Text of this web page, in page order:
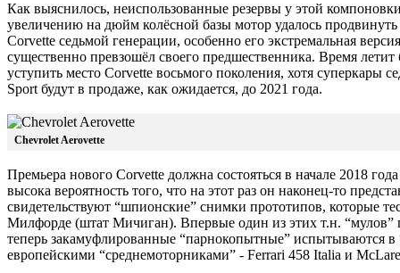
Как выяснилось, неиспользованные резервы у этой
увеличению на дюйм колёсной базы мотор удалось
Corvette седьмой генерации, особенно его экстремальная
существенно превзошёл своего предшественника. Время
уступить место Corvette восьмого поколения, хотя суперкары
Sport будут в продаже, как ожидается, до 2021 года.
Chevrolet Aerovette
Премьера нового Corvette должна состояться в начале 2018
высока вероятность того, что на этот раз он наконец-то
свидетельствуют “шпионские” снимки прототипов, которые
Милфорде (штат Мичиган). Впервые один из этих т.н. “мулов”
теперь закамуфлированные “парнокопытные” испытываются
европейскими “среднемоторниками” - Ferrari 458 Italia и